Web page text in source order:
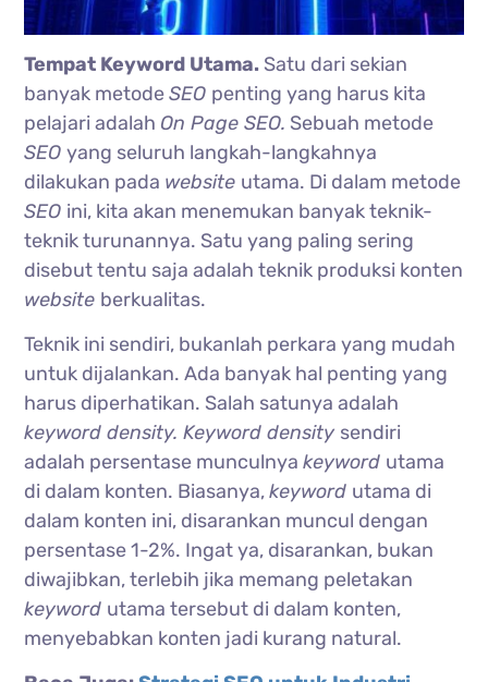
Tempat Keyword Utama. Satu dari sekian
banyak metodeSEO penting yang harus kita
pelajari adalah On Page SEO. Sebuah metode
SEOyang seluruh langkah-langkahnya
dilakukan pada website utama. Di dalam metode
SEO ini, kita akan menemukan banyak teknik-
teknik turunannya. Satu yang paling sering
disebut tentu saja adalah teknik produksi konten
website berkualitas.
Teknik ini sendiri, bukanlah perkara yang mudah
untuk dijalankan. Ada banyak hal penting yang
harus diperhatikan. Salah satunya adalah
keyword density. Keyword density sendiri
adalah persentase munculnyakeyword utama
di dalam konten. Biasanya,keyword utama di
dalam konten ini, disarankan muncul dengan
persentase 1-2%. Ingat ya, disarankan, bukan
diwajibkan, terlebih jika memang peletakan
keyword utama tersebut di dalam konten,
menyebabkan konten jadi kurang natural.